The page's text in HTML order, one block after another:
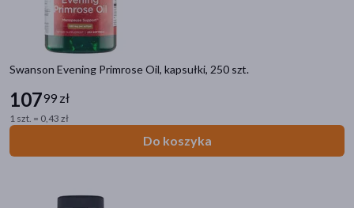
Swanson Evening Primrose Oil, kapsułki, 250 szt.
10799 zł
1 szt. = 0,43 zł
Do koszyka